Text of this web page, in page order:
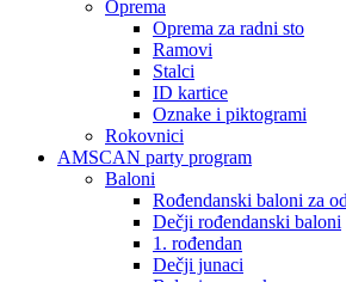
Oprema
Oprema za radni sto
Ramovi
Stalci
ID kartice
Oznake i piktogrami
Rokovnici
AMSCAN party program
Baloni
Rođendanski baloni za
Dečji rođendanski baloni
1. rođendan
Dečji junaci